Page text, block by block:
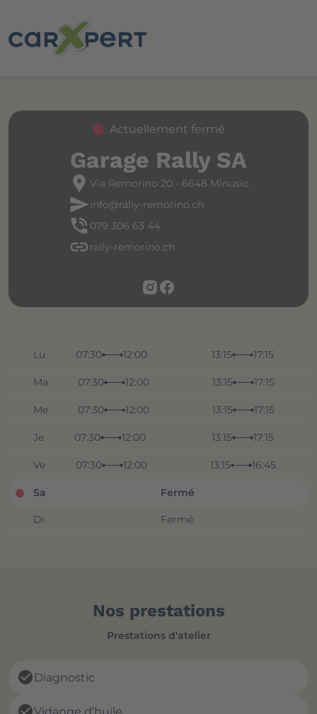
Actuellement fermé
Garage Rally SA
location_pin Via Remorino 20 - 6648 Minusio
sendinfo@rally-remorino.ch
phone_in_talk 079 306 63 44
link rally-remorino.ch
Lu 07:30 12:00 13:15 17:15
Ma 07:30 12:00 13:15 17:15
Me 07:30 12:00 13:15 17:15
Je 07:30 12:00 13:15 17:15
Ve 07:30 12:00 13:15 16:45
Sa Fermé
Di Fermé
Nos prestations
Prestations d'atelier
check_circle Diagnostic
Vidange d’huile